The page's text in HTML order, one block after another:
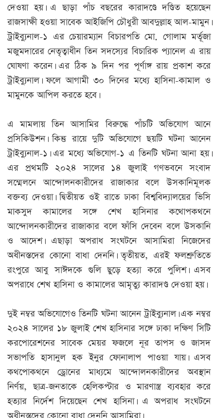
দেওয়া হয়। এ ছাড়া পাঁচ বছরের কারাদণ্ডে দণ্ডিত হয়েছেন
রাজসাক্ষী হওয়া সাবেক আইজিপি চৌধুরী আবদুল্লাহ আল-মামুন।
ট্রাইব্যুনাল-১ এর চেয়ারম্যান বিচারপতি মো. গোলাম মর্তূজা
মজুমদারের নেতৃত্বাধীন তিন সদস্যের বিচারিক প্যানেল এ রায়
ঘোষণা করেন। এর ঠিক ৯ দিন পর পূর্ণাঙ্গ রায় প্রকাশ করে
ট্রাইব্যুনাল। ফলে আগামী ৩০ দিনের মধ্যে হাসিনা-কামাল ও
মামুনকে আপিল করতে হবে।
এ মামলায় তিন আসামির বিরুদ্ধে পাঁচটি অভিযোগ আনে
প্রসিকিউশন। কিন্তু রায়ে দুটি অভিযোগে ছয়টি ঘটনা আনেন
ট্রাইব্যুনাল-১। এর মধ্যে অভিযোগ-১ এ তিনটি ঘটনা আনা হয়।
এর প্রথমটি ২০২৪ সালের ১৪ জুলাই গণভবনে সংবাদ
সম্মেলনে আন্দোলনকারীদের রাজাকার বলে উসকানিমূলক
বক্তব্য দেওয়া। দ্বিতীয়ত ওই রাতে ঢাকা বিশ্ববিদ্যালয়ের ভিসি
মাকসুদ কামালের সঙ্গে শেখ হাসিনার কথোপকথনে
আন্দোলনকারীদের রাজাকার বলে ফাঁসি দেবেন বলে উসকানি
ও আদেশ। এছাড়া অপরাধ সংঘটনে আসামিরা নিজেদের
অধীনস্তদের কোনো বাধা দেননি। তৃতীয়ত, এরই ফলশ্রুতিতে
রংপুরে আবু সাঈদকে গুলি ছুড়ে হত্যা করে পুলিশ। এসব
অপরাধে শেখ হাসিনা ও কামালের আমৃত্যু কারাদণ্ড দেওয়া হয়।
দুই নম্বর অভিযোগেও তিনটি ঘটনা আনেন ট্রাইব্যুনাল। এক নম্বর
২০২৪ সালের ১৮ জুলাই শেখ হাসিনার সঙ্গে ঢাকা দক্ষিণ সিটি
করপোরেশনের সাবেক মেয়র ফজলে নূর তাপস ও জাসদ
সভাপতি হাসানুল হক ইনুর ফোনালাপ পাওয়া যায়। এসব
কথপোকথনে ড্রোনের মাধ্যমে আন্দোলনকারীদের অবস্থান
নির্ণয়, ছাত্র-জনতাকে হেলিকপ্টার ও মারণাস্ত্র ব্যবহার করে
হত্যার নির্দেশ দিয়েছেন শেখ হাসিনা। এ অপরাধ সংঘটনে